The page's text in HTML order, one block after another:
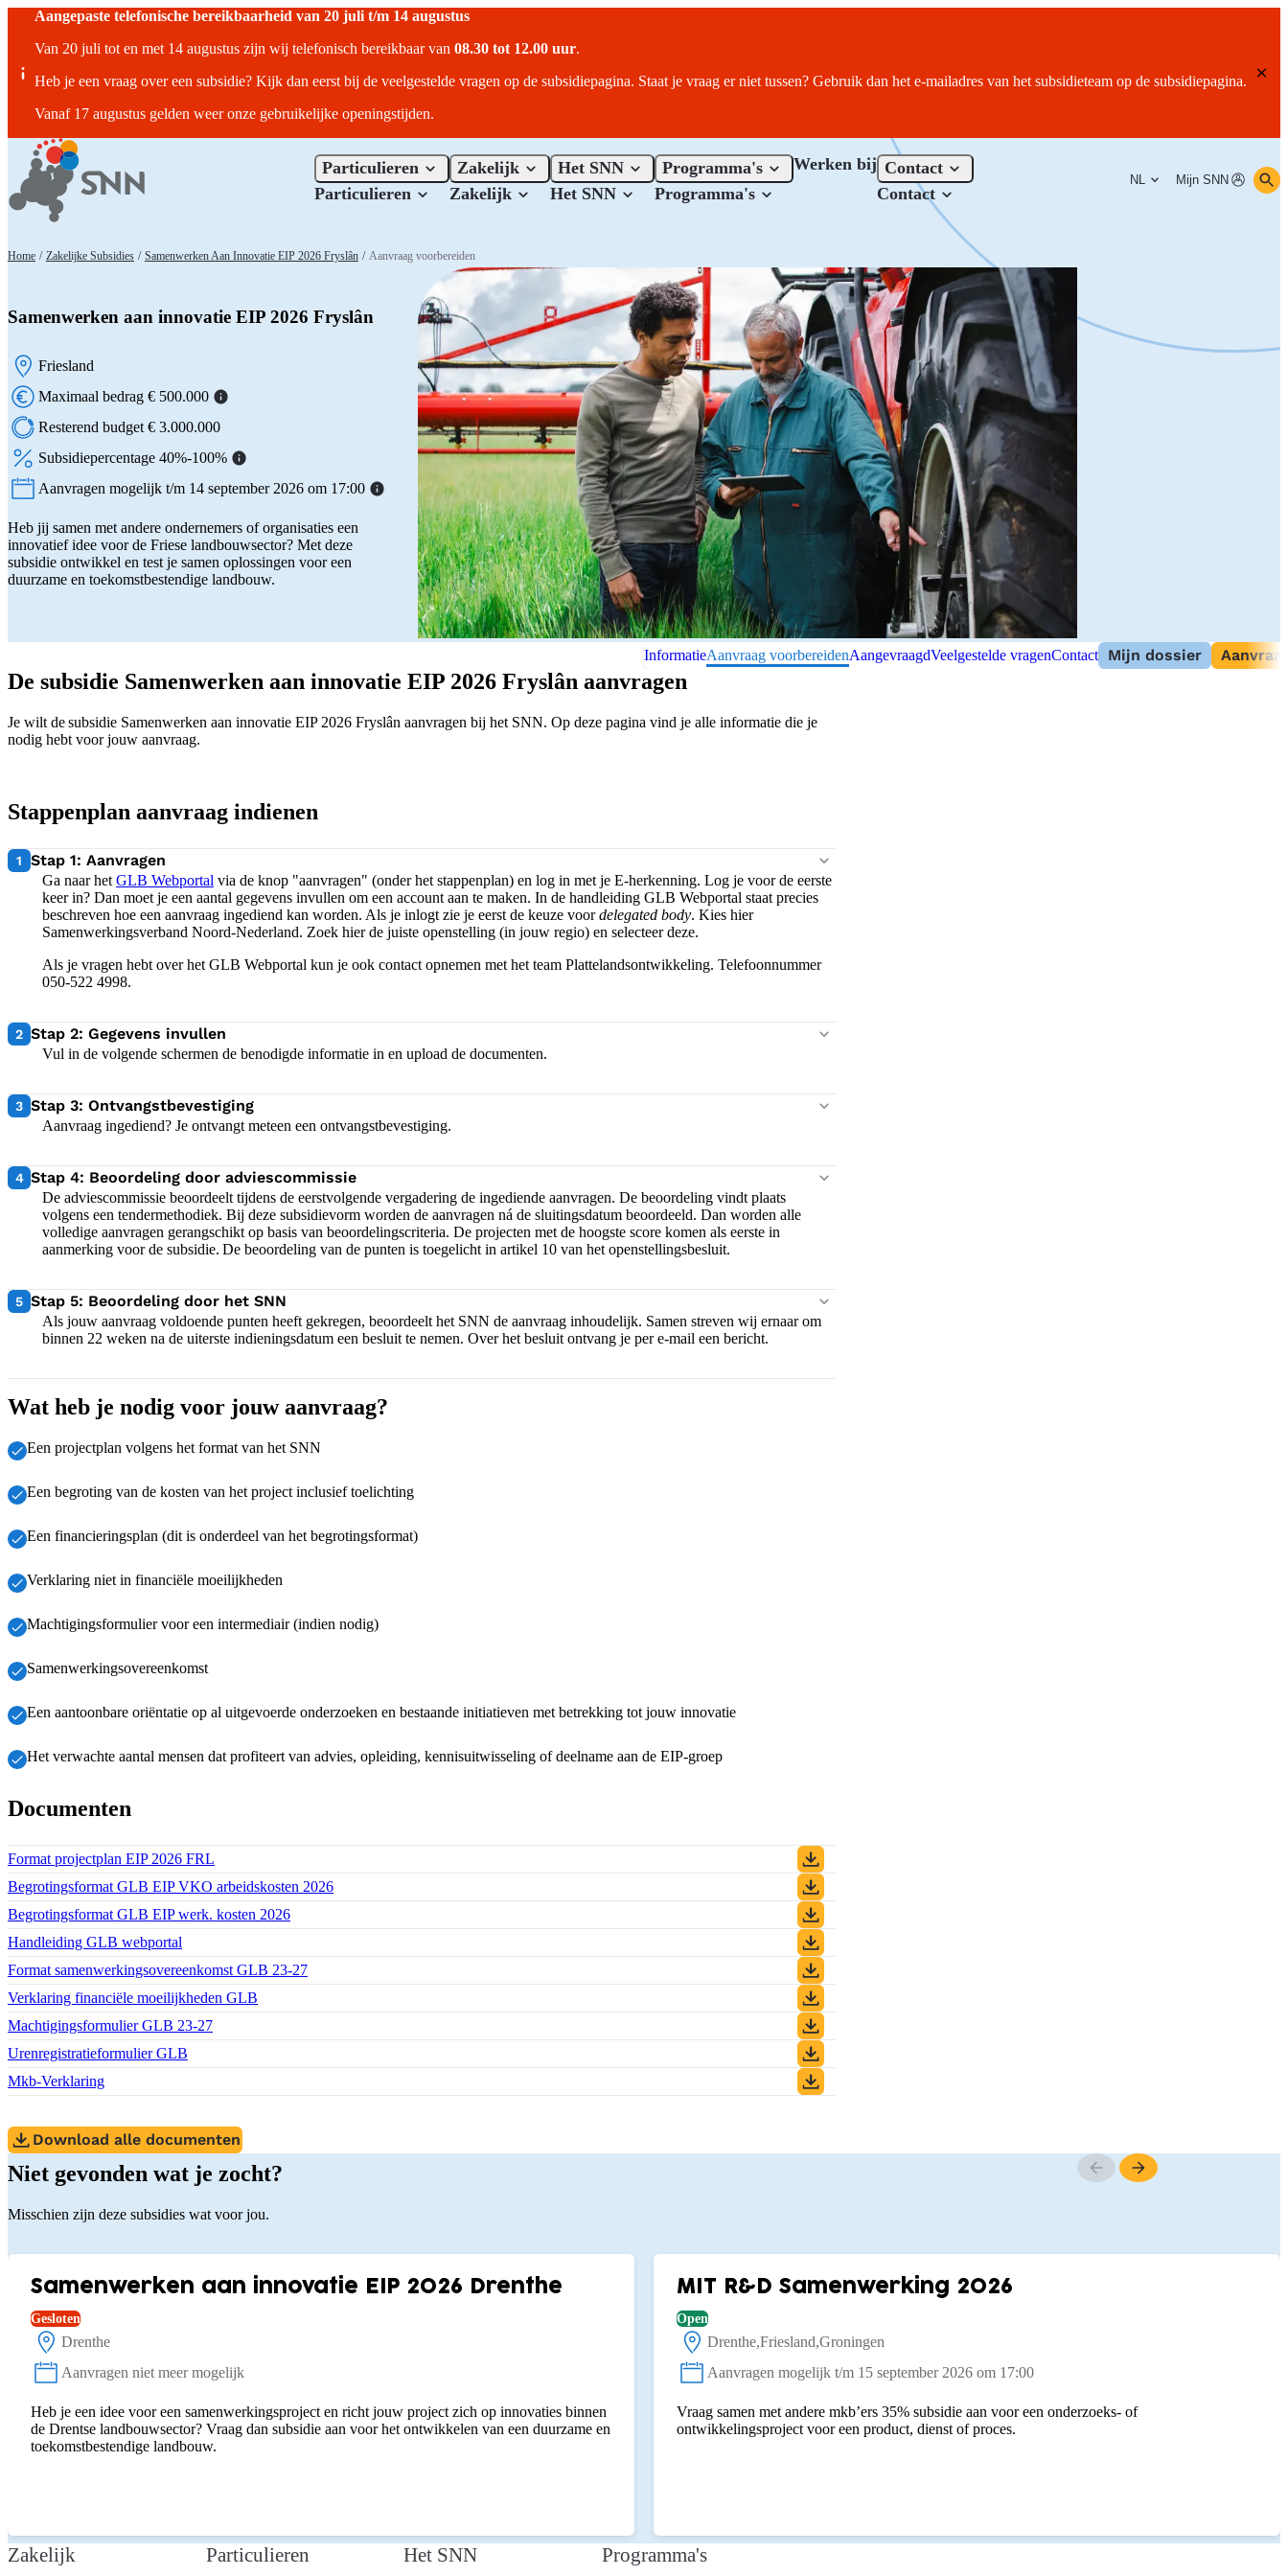
Aangepaste telefonische bereikbaarheid van 20 juli t/m 14 augustus
Van 20 juli tot en met 14 augustus zijn wij telefonisch bereikbaar van 08.30 tot 12.00 uur.
Heb je een vraag over een subsidie? Kijk dan eerst bij de veelgestelde vragen op de subsidiepagina. Staat je vraag er niet tussen? Gebruik dan het e-mailadres van het subsidieteam op de subsidiepagina.
Vanaf 17 augustus gelden weer onze gebruikelijke openingstijden.
Particulieren
Particulieren
Zakelijk
Zakelijk
Het SNN
Het SNN
Programma's
Programma's
Werken bij Contact
Contact
NL Mijn SNN
Home / Zakelijke Subsidies / Samenwerken Aan Innovatie EIP 2026 Fryslân / Aanvraag voorbereiden
Samenwerken aan innovatie EIP 2026 Fryslân
Locatie:
Friesland
Maximaal bedrag € 500.000
Resterend budget € 3.000.000
Subsidiepercentage 40%-100%
Status:
Aanvragen mogelijk t/m 14 september 2026 om 17:00
Heb jij samen met andere ondernemers of organisaties een
innovatief idee voor de Friese landbouwsector? Met deze
subsidie ontwikkel en test je samen oplossingen voor een
duurzame en toekomstbestendige landbouw.
InformatieAanvraag voorbereidenAangevraagdVeelgestelde vragenContact Mijn dossier
De subsidie Samenwerken aan innovatie EIP 2026 Fryslân aanvragen
Je wilt de subsidie Samenwerken aan innovatie EIP 2026 Fryslân aanvragen bij het SNN. Op deze pagina vind je alle informatie die je
nodig hebt voor jouw aanvraag.
Stappenplan aanvraag indienen
1
1: Stap 1: Aanvragen
Ga naar hetGLB Webportal via de knop "aanvragen" (onder het stappenplan) en log in met je E-herkenning. Log je voor de eerste
keer in? Dan moet je een aantal gegevens invullen om een account aan te maken. In de handleiding GLB Webportal staat precies
beschreven hoe een aanvraag ingediend kan worden. Als je inlogt zie je eerst de keuze voordelegated body. Kies hier
Samenwerkingsverband Noord-Nederland. Zoek hier de juiste openstelling (in jouw regio) en selecteer deze.
Als je vragen hebt over het GLB Webportal kun je ook contact opnemen met het team Plattelandsontwikkeling. Telefoonnummer
050-522 4998.
2
2: Stap 2: Gegevens invullen
Vul in de volgende schermen de benodigde informatie in en upload de documenten.
3
3: Stap 3: Ontvangstbevestiging
Aanvraag ingediend? Je ontvangt meteen een ontvangstbevestiging.
4
4: Stap 4: Beoordeling door adviescommissie
De adviescommissie beoordeelt tijdens de eerstvolgende vergadering de ingediende aanvragen. De beoordeling vindt plaats
volgens een tendermethodiek. Bij deze subsidievorm worden de aanvragen ná de sluitingsdatum beoordeeld. Dan worden alle
volledige aanvragen gerangschikt op basis van beoordelingscriteria. De projecten met de hoogste score komen als eerste in
aanmerking voor de subsidie. De beoordeling van de punten is toegelicht in artikel 10 van het openstellingsbesluit.
5
5: Stap 5: Beoordeling door het SNN
Als jouw aanvraag voldoende punten heeft gekregen, beoordeelt het SNN de aanvraag inhoudelijk. Samen streven wij ernaar om
binnen 22 weken na de uiterste indieningsdatum een besluit te nemen. Over het besluit ontvang je per e-mail een bericht.
Wat heb je nodig voor jouw aanvraag?
Een projectplan volgens het format van het SNN
Een begroting van de kosten van het project inclusief toelichting
Een financieringsplan (dit is onderdeel van het begrotingsformat)
Verklaring niet in financiële moeilijkheden
Machtigingsformulier voor een intermediair (indien nodig)
Samenwerkingsovereenkomst
Een aantoonbare oriëntatie op al uitgevoerde onderzoeken en bestaande initiatieven met betrekking tot jouw innovatie
Het verwachte aantal mensen dat profiteert van advies, opleiding, kennisuitwisseling of deelname aan de EIP-groep
Documenten
Download bestand:
Format projectplan EIP 2026 FRL
Download bestand:
Begrotingsformat GLB EIP VKO arbeidskosten 2026
Download bestand:
Begrotingsformat GLB EIP werk. kosten 2026
Download bestand:
Handleiding GLB webportal
Download bestand:
Format samenwerkingsovereenkomst GLB 23-27
Download bestand:
Verklaring financiële moeilijkheden GLB
Download bestand:
Machtigingsformulier GLB 23-27
Download bestand:
Urenregistratieformulier GLB
Download bestand:
Mkb-Verklaring
Download alle documenten
Niet gevonden wat je zocht?
Misschien zijn deze subsidies wat voor jou.
Samenwerken aan innovatie EIP 2026 Drenthe
Gesloten
Locatie:
Drenthe
Status:
Aanvragen niet meer mogelijk
Heb je een idee voor een samenwerkingsproject en richt jouw project zich op innovaties binnen
de Drentse landbouwsector? Vraag dan subsidie aan voor het ontwikkelen van een duurzame en
toekomstbestendige landbouw.
MIT R&D Samenwerking 2026
Open
Locatie:
Drenthe Friesland Groningen
Status:
Aanvragen mogelijk t/m 15 september 2026 om 17:00
Vraag samen met andere mkb’ers 35% subsidie aan voor een onderzoeks- of
ontwikkelingsproject voor een product, dienst of proces.
Zakelijk Particulieren Het SNN Programma's